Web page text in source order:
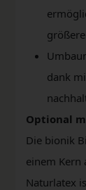
dank
Optional
Die bionik
einem Kern
Naturlatex